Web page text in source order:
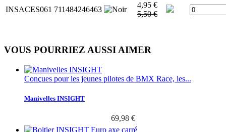
INSACES061 711484246463
4,95 €
5,50 €
VOUS POURRIEZ AUSSI AIMER
Conçues pour les jeunes pilotes de BMX Race, les...
Manivelles INSIGHT
69,98 €